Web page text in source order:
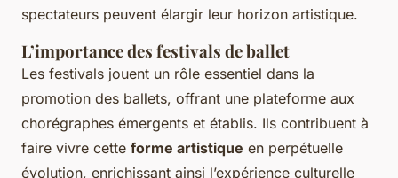
spectateurs peuvent élargir leur horizon artistique.
L’importance des festivals de ballet
Les festivals jouent un rôle essentiel dans la
promotion des ballets, offrant une plateforme aux
chorégraphes émergents et établis. Ils contribuent à
faire vivre cette forme artistique en perpétuelle
évolution, enrichissant ainsi l’expérience culturelle